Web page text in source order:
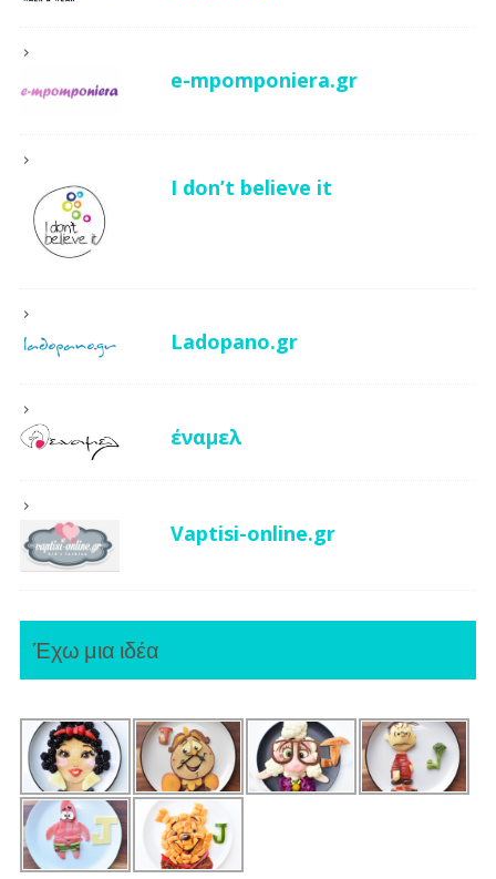
e-mpomponiera.gr
I don’t believe it
Ladopano.gr
έναμελ
Vaptisi-online.gr
Έχω μια ιδέα